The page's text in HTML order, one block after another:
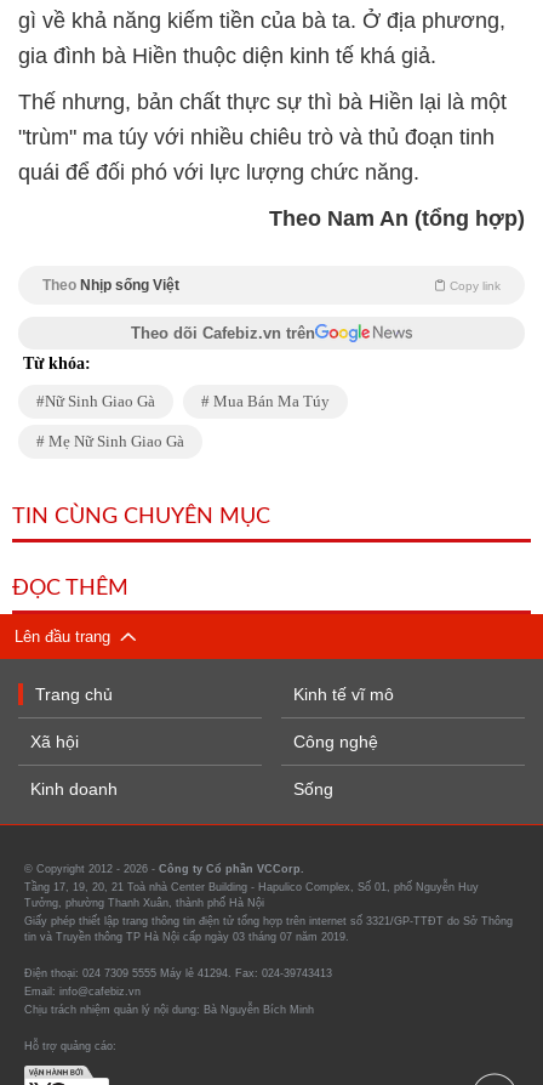
gì về khả năng kiếm tiền của bà ta. Ở địa phương,
gia đình bà Hiền thuộc diện kinh tế khá giả.
Thế nhưng, bản chất thực sự thì bà Hiền lại là một
"trùm" ma túy với nhiều chiêu trò và thủ đoạn tinh
quái để đối phó với lực lượng chức năng.
Theo Nam An (tổng hợp)
Theo Nhịp sống Việt Copy link
Theo dõi Cafebiz.vn trên
Từ khóa:
Nữ Sinh Giao Gà Mua Bán Ma Túy
Mẹ Nữ Sinh Giao Gà
TIN CÙNG CHUYÊN MỤC
ĐỌC THÊM
Lên đầu trang
Trang chủ
Xã hội
Kinh doanh
Kinh tế vĩ mô
Công nghệ
Sống
© Copyright 2012 - 2026 - Công ty Cổ phần VCCorp.
Tầng 17, 19, 20, 21 Toà nhà Center Building - Hapulico Complex, Số 01, phố Nguyễn Huy
Tưởng, phường Thanh Xuân, thành phố Hà Nội
Giấy phép thiết lập trang thông tin điện tử tổng hợp trên internet số 3321/GP-TTĐT do Sở Thông
tin và Truyền thông TP Hà Nội cấp ngày 03 tháng 07 năm 2019.
Điện thoại: 024 7309 5555 Máy lẻ 41294. Fax: 024-39743413
Email: info@cafebiz.vn
Chịu trách nhiệm quản lý nội dung: Bà Nguyễn Bích Minh
Hỗ trợ quảng cáo: